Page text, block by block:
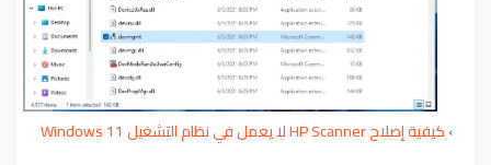
›كيفية إصلاح HP Scanner لا يعمل في نظام التشغيل Windows 11